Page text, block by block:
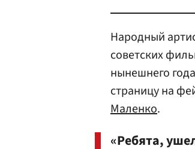
Народный
советских
нынешнего
страницу на
Маленко.
«Ребята,